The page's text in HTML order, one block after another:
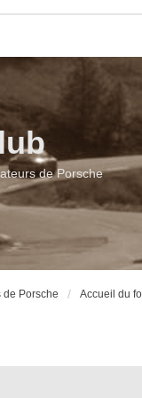
de Porsche
de Porsche Accueil du